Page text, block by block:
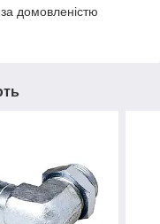
домовленістю